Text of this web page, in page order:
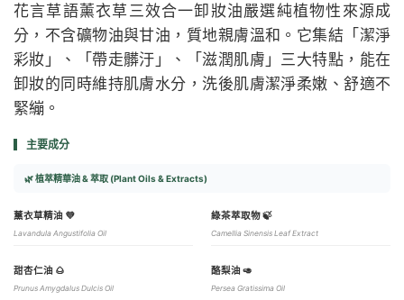
花言草語薰衣草三效合一卸妝油嚴選純植物性來源成
分，不含礦物油與甘油，質地親膚溫和。它集結「潔淨
彩妝」、「帶走髒汙」、「滋潤肌膚」三大特點，能在
卸妝的同時維持肌膚水分，洗後肌膚潔淨柔嫩、舒適不
緊繃。
主要成分
🌿 植萃精華油 & 萃取 (Plant Oils & Extracts)
薰衣草精油 💜
Lavandula Angustifolia Oil
綠茶萃取物 🍃
Camellia Sinensis Leaf Extract
甜杏仁油 🌰
Prunus Amygdalus Dulcis Oil
酪梨油 🥑
Persea Gratissima Oil